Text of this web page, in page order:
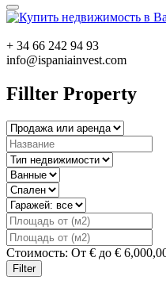
+ 34 66 242 94 93
info@ispaniainvest.com
Fillter Property
Стоимость: От € до €
Filter